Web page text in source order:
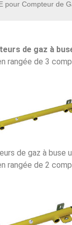
pour Compteur de
de gaz à
rangée de 3
de gaz à buse
rangée de 2